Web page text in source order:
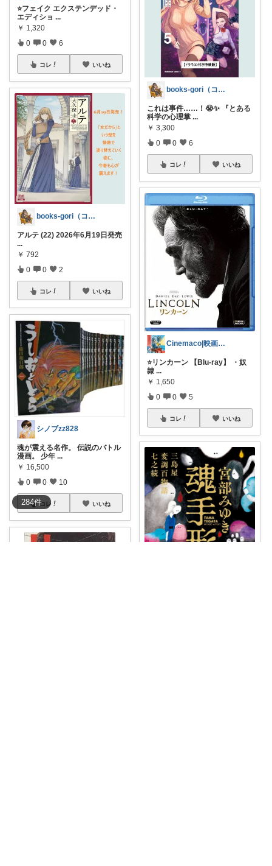
284件
⭐️フェイク エクステンデッド・
エディショ ...
￥ 1,320
0 0 6
コレ いいね
books-gori（コミック・本など）
アルテ (22) 2026年6月19日発売
...
￥ 792
0 0 2
コレ いいね
シノブzz828
魂が震える名作。 伝説のバトル
漫画。 少年 ...
￥ 16,500
0 0 10
コレ いいね
books-gori（コミック・本など）
これは事件……！😭✨ 『とある
科学の心理掌 ...
￥ 3,300
0 0 6
コレ いいね
Cinemaco|映画･ドラマがある生活
⭐️リンカーン 【Blu-ray】 ・奴
隷 ...
￥ 1,650
0 0 5
コレ いいね